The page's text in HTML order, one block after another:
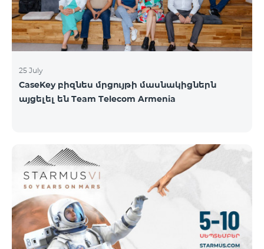
գնահատման ստանդարտների։ EWC մրցույթի
ազգային կիսաեզրափակիչը կանցկացվի
օգոստոսի 1-ին և 2-ին։ Կանխատեսվում է
25 July
CaseKey բիզնես մրցույթի մասնակիցներն
այցելել են Team Telecom Armenia